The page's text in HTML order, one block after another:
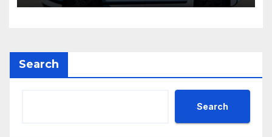
и ние ще им я осигурим
Search
Search